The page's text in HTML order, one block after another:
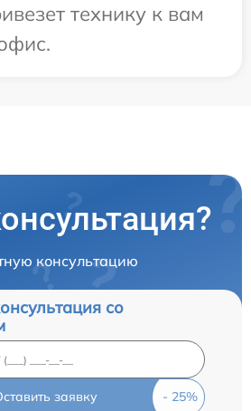
технику к вам
консультацию
со
заявку